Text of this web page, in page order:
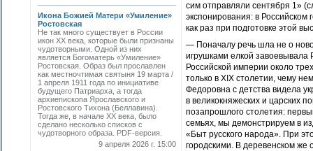
Икона Божией Матери «Умиление»
Ростовская
Не так много существует в России
икон XX века, которые были признаны
чудотворными. Одной из них
является Богоматерь «Умиление»
Ростовская. Образ был прославлен
как местночтимая святыня 19 марта /
1 апреля 1911 года по инициативе
будущего Патриарха, а тогда
архиепископа Ярославского и
Ростовского Тихона (Беллавина).
Тогда же, в начале ХХ века, было
сделано несколько списков с
чудотворного образа. PDF-версия.
9 апреля 2026 г. 15:00
сим отправляли сентября 1»
экспонирования: в Российском
как раз при подготовке этой
— Поначалу речь шла не о
игрушками елкой
Российской империи около
только в XIX столетии, чему
Федоровна с детства видела
в великокняжеских и царских
позапрошлого столетия:
семьях, мы демонстрируем в
«Быт русского народа». При
городскими. В деревенском же